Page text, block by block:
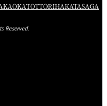
TOTTORIHAKATASAGA
Reserved.